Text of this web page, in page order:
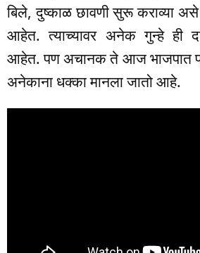
बिले, दुष्काळ छावणी सुरू कराव्या
आहेत. त्याच्यावर अनेक गुन्हे ही
आहेत. पण अचानक ते आज भाजपात
अनेकाना धक्का मानला जातो आहे.